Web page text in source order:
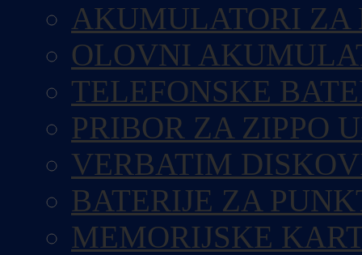
AKUMULATORI ZA
OLOVNI
TELEFONSKE
PRIBOR ZA ZIPPO
VERBATIM
BATERIJE ZA
MEMORIJSKE